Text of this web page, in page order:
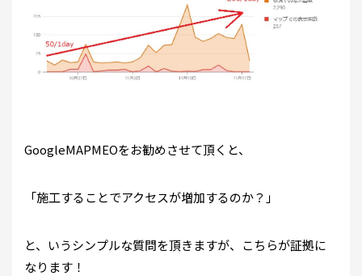
GoogleMAPMEOをお勧めさせて頂くと、
「施工することでアクセスが増加するのか？」
と、いうシンプルな質問を頂きますが、こちらが証拠に
なります！